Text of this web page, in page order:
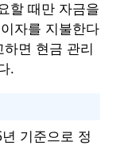
할 때만 자금을
자를 지불한다
면 현금 관리
.
기준으로 정